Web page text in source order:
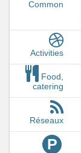
Common
Activities
Food,
catering
Réseaux
P